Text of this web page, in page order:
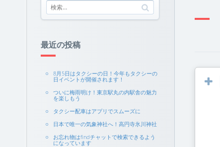
最近の投稿
8月5日はタクシーの日！今年もタクシーの
日イベントが開催されます！
ついに梅雨明け！東京駅丸の内駅舎の魅力
を楽しもう
タクシー配車はアプリでスムーズに
日本で唯一の気象神社へ！高円寺氷川神社
お忘れ物はfindチャットで検索できるよう
になっています